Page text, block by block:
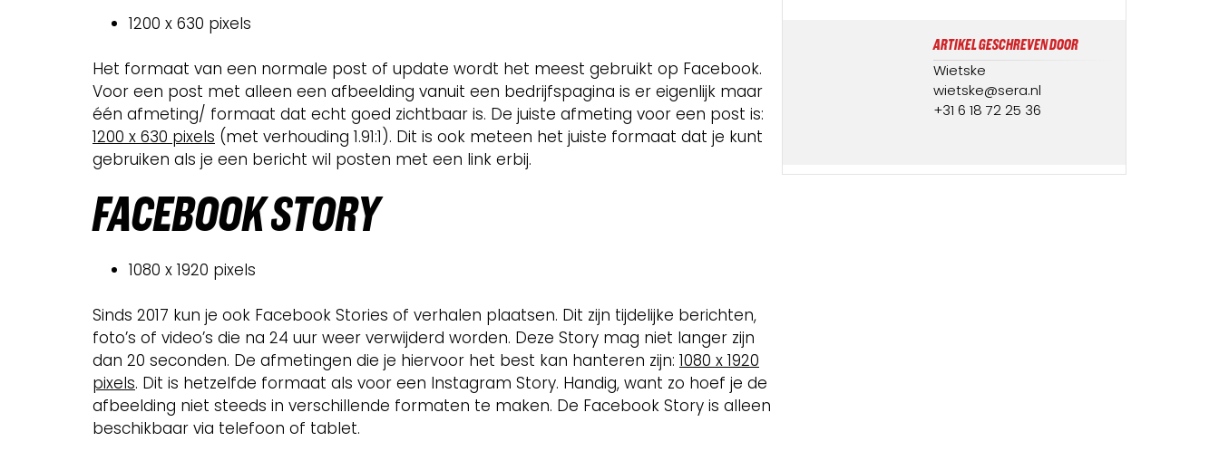
1200 x 630 pixels
Het formaat van een normale post of update wordt het meest gebruikt op Facebook.
Voor een post met alleen een afbeelding vanuit een bedrijfspagina is er eigenlijk maar
één afmeting/ formaat dat echt goed zichtbaar is. De juiste afmeting voor een post is:
1200 x 630 pixels (met verhouding 1.91:1). Dit is ook meteen het juiste formaat dat je kunt
gebruiken als je een bericht wil posten met een link erbij.
FACEBOOK STORY
1080 x 1920 pixels
Sinds 2017 kun je ook Facebook Stories of verhalen plaatsen. Dit zijn tijdelijke berichten,
foto’s of video’s die na 24 uur weer verwijderd worden. Deze Story mag niet langer zijn
dan 20 seconden. De afmetingen die je hiervoor het best kan hanteren zijn: 1080 x 1920
pixels. Dit is hetzelfde formaat als voor een Instagram Story. Handig, want zo hoef je de
afbeelding niet steeds in verschillende formaten te maken. De Facebook Story is alleen
beschikbaar via telefoon of tablet.
ARTIKEL GESCHREVEN DOOR
Wietske
wietske@sera.nl
+31 6 18 72 25 36